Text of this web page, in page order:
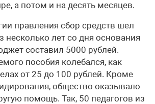
а потом и на десять месяцев.
правления сбор средств шел
несколько лет со дня основания
составил 5000 рублей.
пособия колебался, как
от 25 до 100 рублей. Кроме
общество оказывало
помощь. Так, 50 педагогов из